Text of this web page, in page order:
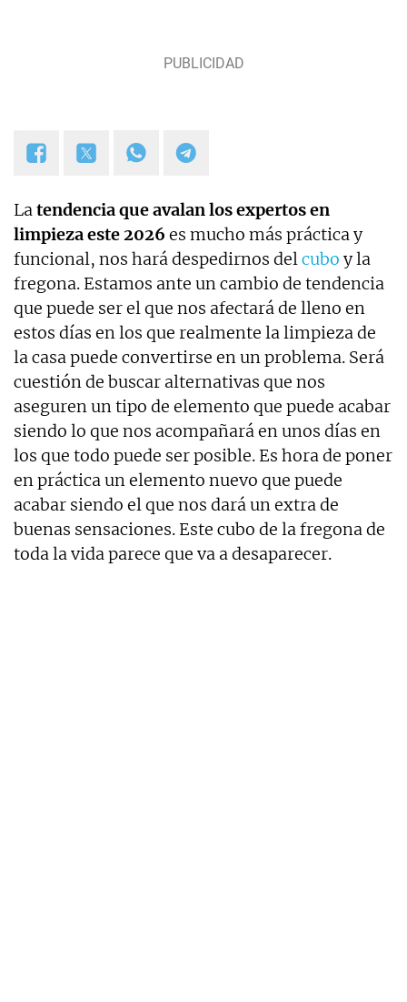
Latendencia que avalan los expertos en
limpieza este 2026 es mucho más práctica y
funcional, nos hará despedirnos delcubo y la
fregona. Estamos ante un cambio de tendencia
que puede ser el que nos afectará de lleno en
estos días en los que realmente la limpieza de
la casa puede convertirse en un problema. Será
cuestión de buscar alternativas que nos
aseguren un tipo de elemento que puede acabar
siendo lo que nos acompañará en unos días en
los que todo puede ser posible. Es hora de poner
en práctica un elemento nuevo que puede
acabar siendo el que nos dará un extra de
buenas sensaciones. Este cubo de la fregona de
toda la vida parece que va a desaparecer.